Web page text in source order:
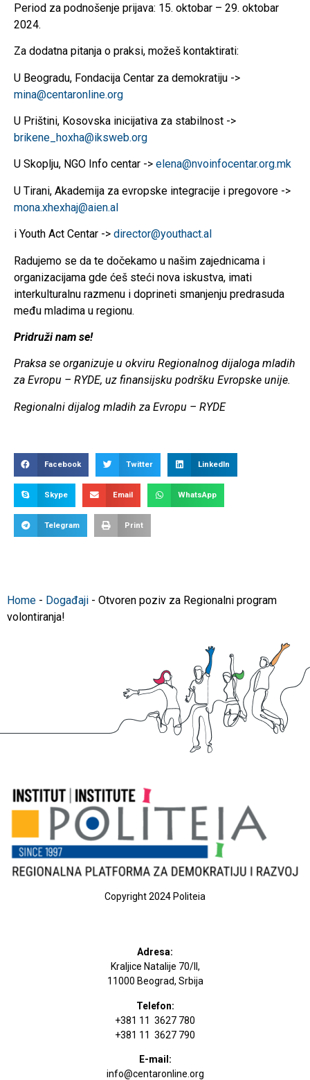
Period za podnošenje prijava: 15. oktobar – 29. oktobar
2024.
Za dodatna pitanja o praksi, možeš kontaktirati:
U Beogradu, Fondacija Centar za demokratiju ->
mina@centaronline.org
U Prištini, Kosovska inicijativa za stabilnost ->
brikene_hoxha@iksweb.org
U Skoplju, NGO Info centar -> elena@nvoinfocentar.org.mk
U Tirani, Akademija za evropske integracije i pregovore ->
mona.xhexhaj@aien.al
i Youth Act Centar -> director@youthact.al
Radujemo se da te dočekamo u našim zajednicama i
organizacijama gde ćeš steći nova iskustva, imati
interkulturalnu razmenu i doprineti smanjenju predrasuda
među mladima u regionu.
Pridruži nam se!
Praksa se organizuje u okviru Regionalnog dijaloga mladih
za Evropu – RYDE, uz finansijsku podršku Evropske unije.
Regionalni dijalog mladih za Evropu – RYDE
Facebook Twitter LinkedIn
Skype Email WhatsApp
Telegram Print
Home - Događaji - Otvoren poziv za Regionalni program
volontiranja!
Copyright 2024 Politeia
Adresa:
Kraljice Natalije 70/II,
11000 Beograd, Srbija
Telefon:
+381 11 3627 780
+381 11 3627 790
E-mail:
info@centaronline.org